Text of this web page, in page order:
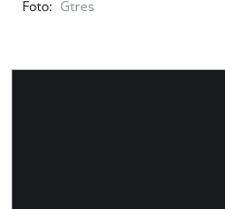
Gtres